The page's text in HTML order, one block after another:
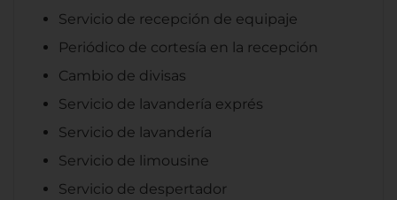
Servicio de recepción de equipaje
Periódico de cortesía en la recepción
Cambio de divisas
Servicio de lavandería exprés
Servicio de lavandería
Servicio de limousine
Servicio de despertador